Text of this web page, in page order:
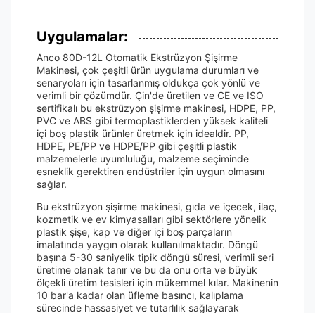
Uygulamalar:
Anco 80D-12L Otomatik Ekstrüzyon Şişirme
Makinesi, çok çeşitli ürün uygulama durumları ve
senaryoları için tasarlanmış oldukça çok yönlü ve
verimli bir çözümdür. Çin'de üretilen ve CE ve ISO
sertifikalı bu ekstrüzyon şişirme makinesi, HDPE, PP,
PVC ve ABS gibi termoplastiklerden yüksek kaliteli
içi boş plastik ürünler üretmek için idealdir. PP,
HDPE, PE/PP ve HDPE/PP gibi çeşitli plastik
malzemelerle uyumluluğu, malzeme seçiminde
esneklik gerektiren endüstriler için uygun olmasını
sağlar.
Bu ekstrüzyon şişirme makinesi, gıda ve içecek, ilaç,
kozmetik ve ev kimyasalları gibi sektörlere yönelik
plastik şişe, kap ve diğer içi boş parçaların
imalatında yaygın olarak kullanılmaktadır. Döngü
başına 5-30 saniyelik tipik döngü süresi, verimli seri
üretime olanak tanır ve bu da onu orta ve büyük
ölçekli üretim tesisleri için mükemmel kılar. Makinenin
10 bar'a kadar olan üfleme basıncı, kalıplama
sürecinde hassasiyet ve tutarlılık sağlayarak